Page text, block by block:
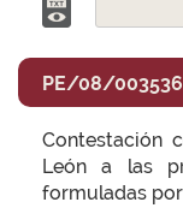
PE/08/
Contestación
León a las
formuladas